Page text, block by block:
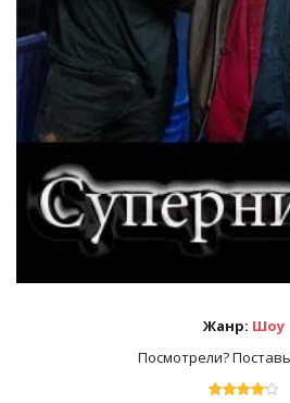
Жанр: Шоу
Посмотрели?